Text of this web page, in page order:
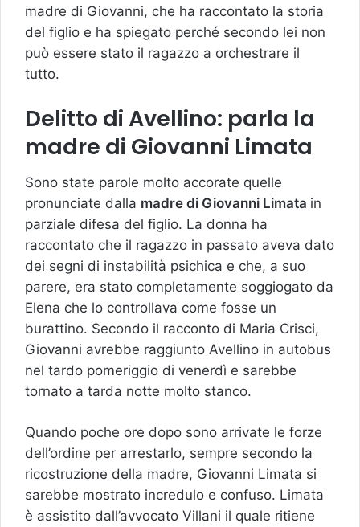
madre di Giovanni, che ha raccontato la storia
del figlio e ha spiegato perché secondo lei non
può essere stato il ragazzo a orchestrare il
tutto.
Delitto di Avellino: parla la
madre di Giovanni Limata
Sono state parole molto accorate quelle
pronunciate dalla madre di Giovanni Limata in
parziale difesa del figlio. La donna ha
raccontato che il ragazzo in passato aveva dato
dei segni di instabilità psichica e che, a suo
parere, era stato completamente soggiogato da
Elena che lo controllava come fosse un
burattino. Secondo il racconto di Maria Crisci,
Giovanni avrebbe raggiunto Avellino in autobus
nel tardo pomeriggio di venerdì e sarebbe
tornato a tarda notte molto stanco.
Quando poche ore dopo sono arrivate le forze
dell’ordine per arrestarlo, sempre secondo la
ricostruzione della madre, Giovanni Limata si
sarebbe mostrato incredulo e confuso. Limata
è assistito dall’avvocato Villani il quale ritiene